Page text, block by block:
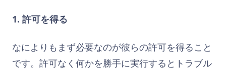
1. 許可を得る
なによりもまず必要なのが彼らの許可を得ること
です。許可なく何かを勝手に実行するとトラブル